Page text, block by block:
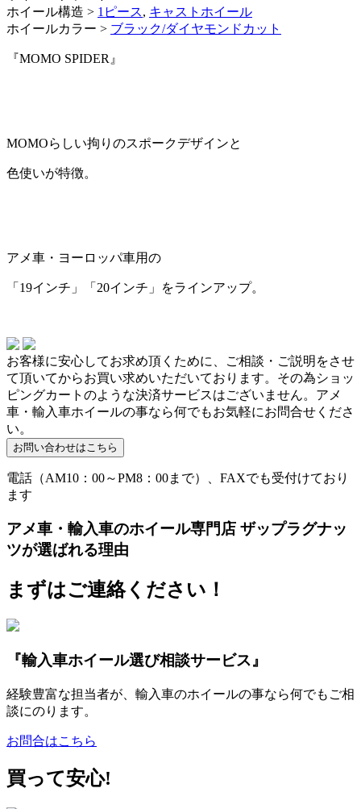
ホイール構造 > 1ピース, キャストホイール
ホイールカラー > ブラック/ダイヤモンドカット
『MOMO SPIDER』
MOMOらしい拘りのスポークデザインと
色使いが特徴。
アメ車・ヨーロッパ車用の
「19インチ」「20インチ」をラインアップ。
お客様に安心してお求め頂くために、ご相談・ご説明をさせ
て頂いてからお買い求めいただいております。その為ショッ
ピングカートのような決済サービスはございません。アメ
車・輸入車ホイールの事なら何でもお気軽にお問合せくださ
い。
電話（AM10：00～PM8：00まで）、FAXでも受付けており
ます
アメ車・輸入車のホイール専門店 ザップラグナッ
ツが選ばれる理由
まずはご連絡ください！
『輸入車ホイール選び相談サービス』
経験豊富な担当者が、輸入車のホイールの事なら何でもご相
談にのります。
お問合はこちら
買って安心!